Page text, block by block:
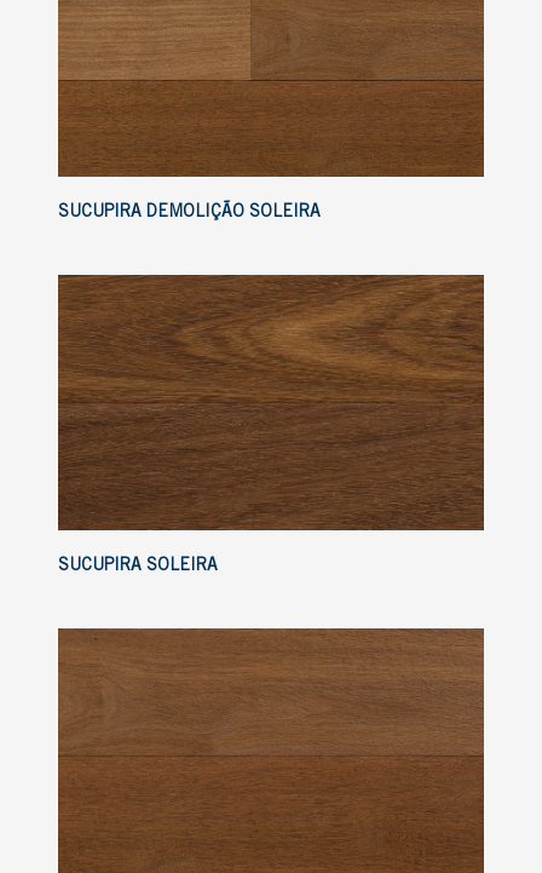
SUCUPIRA DEMOLIÇÃO SOLEIRA
SUCUPIRA SOLEIRA